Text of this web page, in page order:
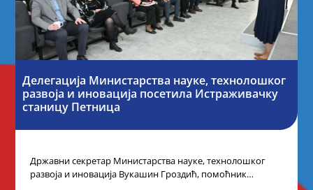
Делегација Министарства науке, технолошког
развоја и иновација посетила Истраживачку
станицу Петница
Државни секретар Министарства науке, технолошког
развоја и иновација Вукашин Гроздић, помоћник